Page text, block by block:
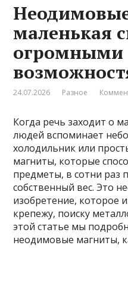
маленькая
огромными
24.07.2026 Разное
Когда речь заходит о
людей вспоминает
холодильник или
магниты, которые
предметы, в сотни
собственный вес. Это
изобретение, которое
крепежу, поиску
этой статье мы
неодимовые магниты,